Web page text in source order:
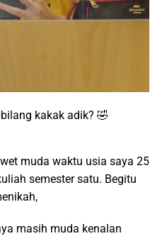
kakak adik? 🤣
muda waktu usia saya 25
semester satu. Begitu
masih muda kenalan